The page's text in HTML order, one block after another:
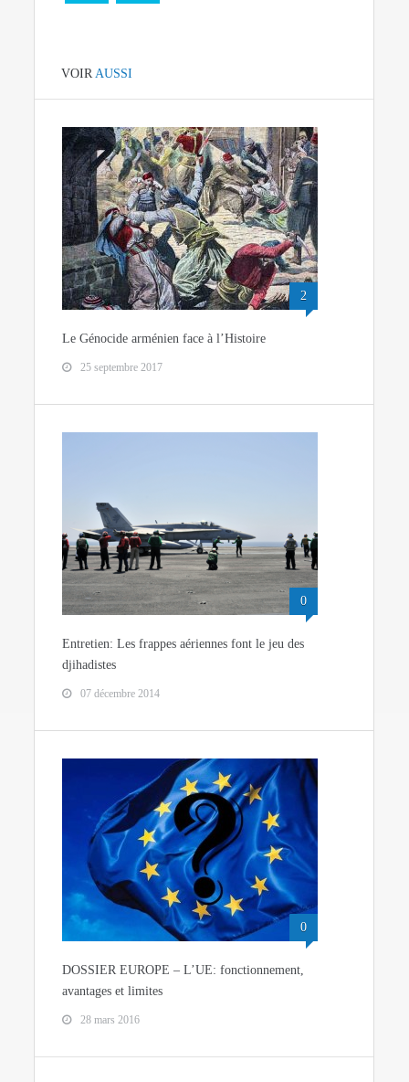
VOIR AUSSI
2
Le Génocide arménien face à l’Histoire
25 septembre 2017
0
Entretien: Les frappes aériennes font le jeu des
djihadistes
07 décembre 2014
0
DOSSIER EUROPE – L’UE: fonctionnement,
avantages et limites
28 mars 2016